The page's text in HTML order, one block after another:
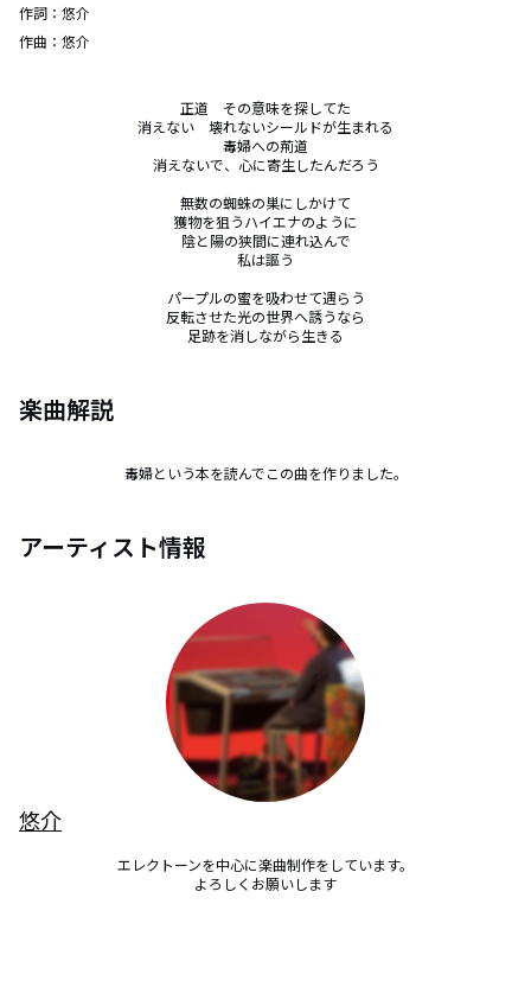
作詞： 悠介
作曲： 悠介
正道　その意味を探してた
消えない　壊れないシールドが生まれる
毒婦への荊道
消えないで、心に寄生したんだろう
無数の蜘蛛の巣にしかけて
獲物を狙うハイエナのように
陰と陽の狭間に連れ込んで
私は謳う
パープルの蜜を吸わせて遇らう
反転させた光の世界へ誘うなら
足跡を消しながら生きる
楽曲解説
毒婦という本を読んでこの曲を作りました。
アーティスト情報
悠介
エレクトーンを中心に楽曲制作をしています。
よろしくお願いします